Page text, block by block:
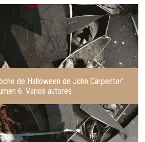
de Halloween de John Carpenter’.
6. Varios autores